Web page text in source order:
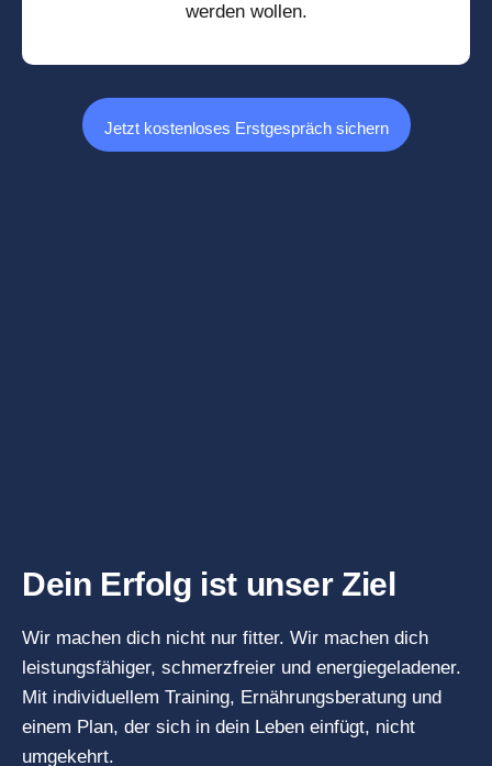
werden wollen.
Jetzt kostenloses Erstgespräch sichern
Dein Erfolg ist unser Ziel
Wir machen dich nicht nur fitter. Wir machen dich
leistungsfähiger, schmerzfreier und energiegeladener.
Mit individuellem Training, Ernährungsberatung und
einem Plan, der sich in dein Leben einfügt, nicht
umgekehrt.